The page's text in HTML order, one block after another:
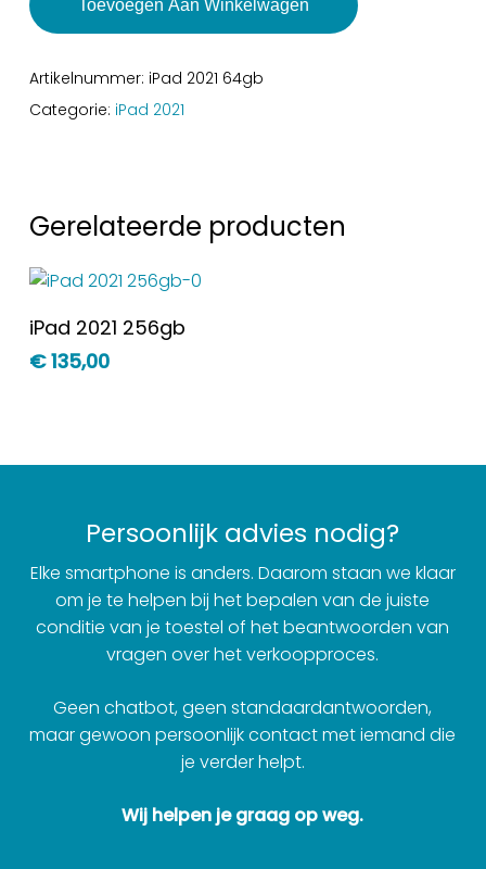
Toevoegen Aan Winkelwagen
Artikelnummer: iPad 2021 64gb
Categorie: iPad 2021
Gerelateerde producten
Toevoegen Aan
Winkelwagen
iPad 2021 256gb
€135,00
Persoonlijk advies nodig?
Elke smartphone is anders. Daarom staan we klaar
om je te helpen bij het bepalen van de juiste
conditie van je toestel of het beantwoorden van
vragen over het verkoopproces.
Geen chatbot, geen standaardantwoorden,
maar gewoon persoonlijk contact met iemand die
je verder helpt.
Wij helpen je graag op weg.